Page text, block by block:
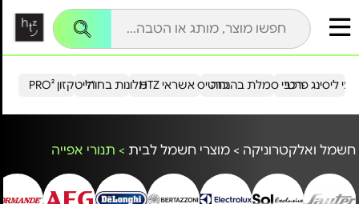
הייטקזון PRO²מלונות בחו"ל כרטיס אשראי HTZ ליסינג פרטירכבי סמלת בהנחה
חשמל ואלקטרוניקה > מוצרי חשמל לבית > תנורי אפייה